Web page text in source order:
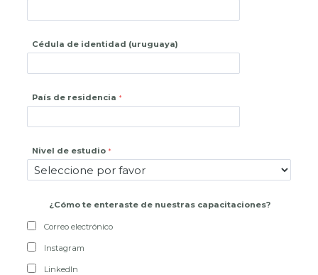
Cédula de identidad (uruguaya)
País de residencia
Nivel de estudio
¿ Cómo te enteraste de nuestras capacitaciones?
Correo electrónico
Instagram
LinkedIn